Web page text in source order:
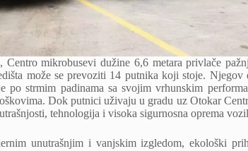
Centro mikrobusevi dužine 6,6 metara privlače
može se prevoziti 14 putnika koji stoje.
po strmim padinama sa svojim vrhunskim
Dok putnici uživaju u gradu uz Otokar
tehnologija i visoka sigurnosna oprema
unutrašnjim i vanjskim izgledom, ekološki